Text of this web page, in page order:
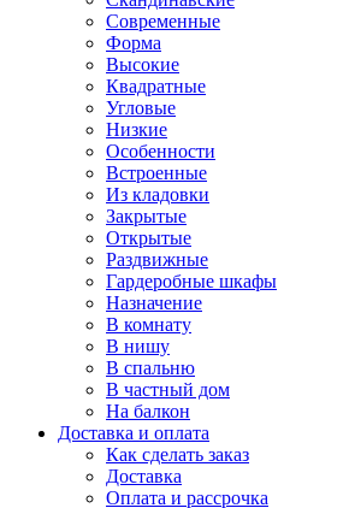
Современные
Форма
Высокие
Квадратные
Угловые
Низкие
Особенности
Встроенные
Из кладовки
Закрытые
Открытые
Раздвижные
Гардеробные шкафы
Назначение
В комнату
В нишу
В спальню
В частный дом
На балкон
Доставка и оплата
Как сделать заказ
Доставка
Оплата и рассрочка